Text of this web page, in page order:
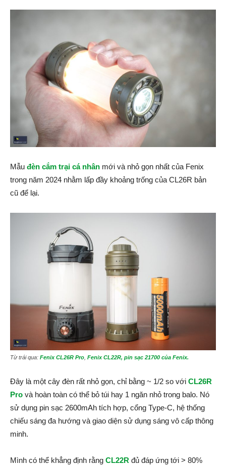
Mẫu đèn cắm trại cá nhân mới và nhỏ gọn nhất của Fenix
trong năm 2024 nhằm lấp đầy khoảng trống của CL26R bản
cũ để lại.
Từ trái qua: Fenix CL26R Pro Fenix CL22R, pin sạc 21700 của Fenix.
Đây là một cây đèn rất nhỏ gọn, chỉ bằng ~ 1/2 so với CL26R
Pro và hoàn toàn có thể bỏ túi hay 1 ngăn nhỏ trong balo. Nó
sử dụng pin sạc 2600mAh tích hợp, cổng Type-C, hệ thống
chiếu sáng đa hướng và giao diện sử dụng sáng vô cấp thông
minh.
Mình có thể khẳng định rằng CL22R đủ đáp ứng tới > 80%